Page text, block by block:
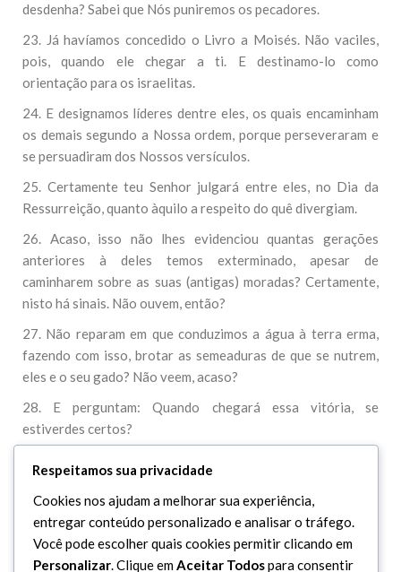
desdenha? Sabei que Nós puniremos os pecadores.
23. Já havíamos concedido o Livro a Moisés. Não vaciles,
pois, quando ele chegar a ti. E destinamo-lo como
orientação para os israelitas.
24. E designamos líderes dentre eles, os quais encaminham
os demais segundo a Nossa ordem, porque perseveraram e
se persuadiram dos Nossos versículos.
25. Certamente teu Senhor julgará entre eles, no Dia da
Ressurreição, quanto àquilo a respeito do quê divergiam.
26. Acaso, isso não lhes evidenciou quantas gerações
anteriores à deles temos exterminado, apesar de
caminharem sobre as suas (antigas) moradas? Certamente,
nisto há sinais. Não ouvem, então?
27. Não reparam em que conduzimos a água à terra erma,
fazendo com isso, brotar as semeaduras de que se nutrem,
eles e o seu gado? Não veem, acaso?
28. E perguntam: Quando chegará essa vitória, se
estiverdes certos?
tardia dos incrédulos, nem serão tolerados.
30. Afasta-te, pois deles, e espera, porque eles também não
perdem por esperar.
Respeitamos sua privacidade
Cookies nos ajudam a melhorar sua experiência,
entregar conteúdo personalizado e analisar o tráfego.
Você pode escolher quais cookies permitir clicando em
Personalizar. Clique emAceitar Todospara consentir